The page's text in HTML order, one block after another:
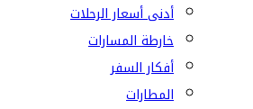
أدنى أسعار الرحلات
خارطة المسارات
أفكار السفر
المطارات